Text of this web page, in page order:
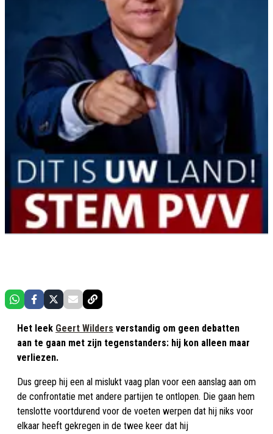
Het leek Geert Wilders verstandig om geen debatten
aan te gaan met zijn tegenstanders: hij kon alleen maar
verliezen.
Dus greep hij een al mislukt vaag plan voor een aanslag aan om
de confrontatie met andere partijen te ontlopen. Die gaan hem
tenslotte voortdurend voor de voeten werpen dat hij niks voor
elkaar heeft gekregen in de twee keer dat hij